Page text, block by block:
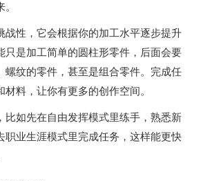
战性，它会根据你的加工水平逐步提升
只是加工简单的圆柱形零件，后面会要
螺纹的零件，甚至是组合零件。完成任
料，让你有更多的创作空间。
比如先在自由发挥模式里练手，熟悉新
职业生涯模式里完成任务，这样能更快